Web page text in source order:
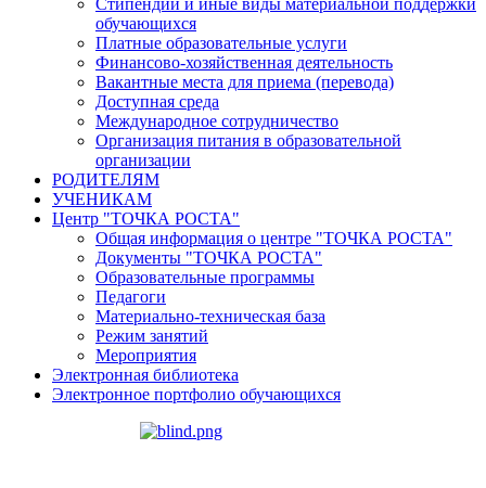
обучающихся
Платные образовательные услуги
Финансово-хозяйственная деятельность
Вакантные места для приема (перевода)
Доступная среда
Международное сотрудничество
Организация питания в образовательной
организации
РОДИТЕЛЯМ
УЧЕНИКАМ
Центр "ТОЧКА РОСТА"
Общая информация о центре "ТОЧКА РОСТА"
Документы "ТОЧКА РОСТА"
Образовательные программы
Педагоги
Материально-техническая база
Режим занятий
Мероприятия
Электронная библиотека
Электронное портфолио обучающихся